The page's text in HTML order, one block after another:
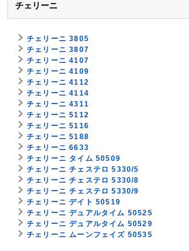
チェリーニ
チェリーニ 3805
チェリーニ 3807
チェリーニ 4107
チェリーニ 4109
チェリーニ 4112
チェリーニ 4114
チェリーニ 4311
チェリーニ 5112
チェリーニ 5116
チェリーニ 5188
チェリーニ 6633
チェリーニ タイム 50509
チェリーニ チェステロ 5330/5
チェリーニ チェステロ 5330/8
チェリーニ チェステロ 5330/9
チェリーニ デイト 50519
チェリーニ デュアルタイム 50525
チェリーニ デュアルタイム 50529
チェリーニ ムーンフェイズ 50535